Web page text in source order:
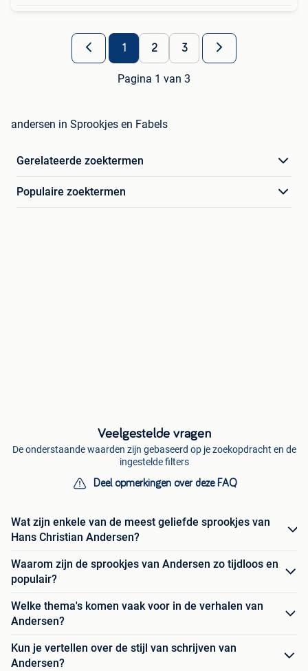
1 2 3
Pagina 1 van 3
andersen in Sprookjes en Fabels
Gerelateerde zoektermen
Populaire zoektermen
Veelgestelde vragen
De onderstaande waarden zijn gebaseerd op je zoekopdracht en de
ingestelde filters
Deel opmerkingen over deze FAQ
Wat zijn enkele van de meest geliefde sprookjes van
Hans Christian Andersen?
Waarom zijn de sprookjes van Andersen zo tijdloos en
populair?
Welke thema's komen vaak voor in de verhalen van
Andersen?
Kun je vertellen over de stijl van schrijven van
Andersen?